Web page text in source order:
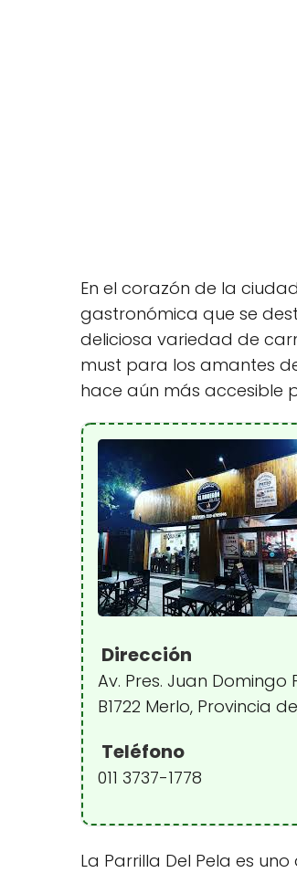
En el corazón de la
gastronómica que se
deliciosa variedad de
must para los amantes
hace aún más accesible
Dirección
Av. Pres. Juan Domingo
B1722 Merlo, Provincia
Teléfono
011 3737-1778
La Parrilla Del Pela es